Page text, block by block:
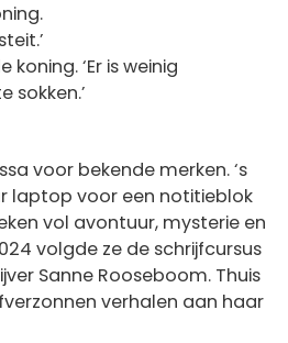
koning. ‘Er is weinig
sokken.’
voor bekende merken. ‘s
laptop voor een notitieblok
vol avontuur, mysterie en
volgde ze de schrijfcursus
Sanne Rooseboom. Thuis
verhalen aan haar